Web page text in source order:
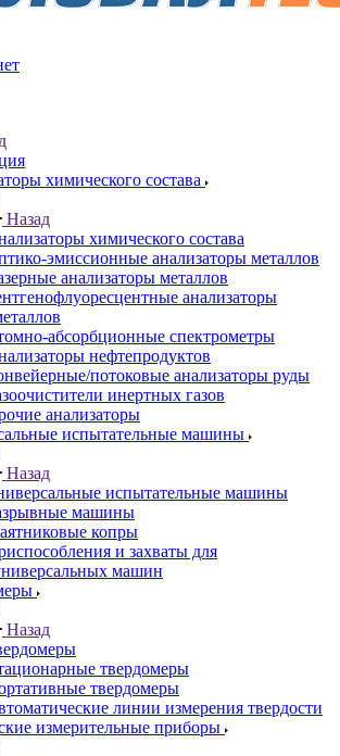
химического состава
Назад
химического состава
эмиссионные анализаторы металлов
анализаторы металлов
анализаторы
абсорбционные спектрометры
нефтепродуктов
потоковые анализаторы руды
инертных газов
анализаторы
испытательные машины
Назад
испытательные машины
машины
копры
и захваты для
машин
Назад
твердомеры
твердомеры
линии измерения твердости
измерительные приборы